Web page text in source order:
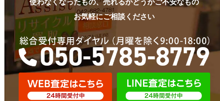
使わなくなったもの、売れるかどうかご不安なもの
お気軽にご相談ください